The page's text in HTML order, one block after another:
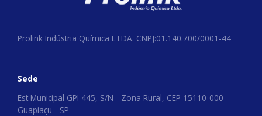
Prolink Indústria Química LTDA. CNPJ:01.140.700/0001-44
Sede
Est Municipal GPI 445, S/N - Zona Rural, CEP 15110-000 -
Guapiaçu - SP